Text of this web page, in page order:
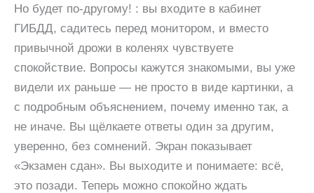
Но будет по-другому! : вы входите в кабинет
ГИБДД, садитесь перед монитором, и вместо
привычной дрожи в коленях чувствуете
спокойствие. Вопросы кажутся знакомыми, вы уже
видели их раньше — не просто в виде картинки, а
с подробным объяснением, почему именно так, а
не иначе. Вы щёлкаете ответы один за другим,
уверенно, без сомнений. Экран показывает
«Экзамен сдан». Вы выходите и понимаете: всё,
это позади. Теперь можно спокойно ждать